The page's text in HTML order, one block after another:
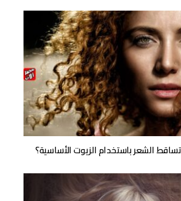
الشعر باستخدام الزيوت الأساسية؟